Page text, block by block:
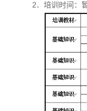
2．培训时间：